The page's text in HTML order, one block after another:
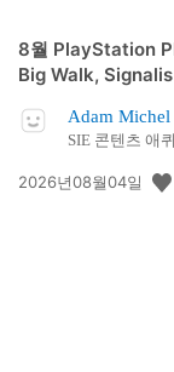
8월 PlayStation
Big Walk, Signalis
Adam Michel
SIE 콘텐츠 애
공
2026년08월04일